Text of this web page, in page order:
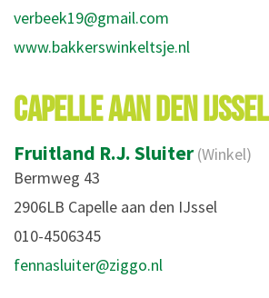
verbeek19@gmail.com
www.bakkerswinkeltsje.nl
CAPELLE AAN DEN IJSSEL
Fruitland R.J. Sluiter(Winkel)
Bermweg 43
2906LB Capelle aan den IJssel
010-4506345
fennasluiter@ziggo.nl